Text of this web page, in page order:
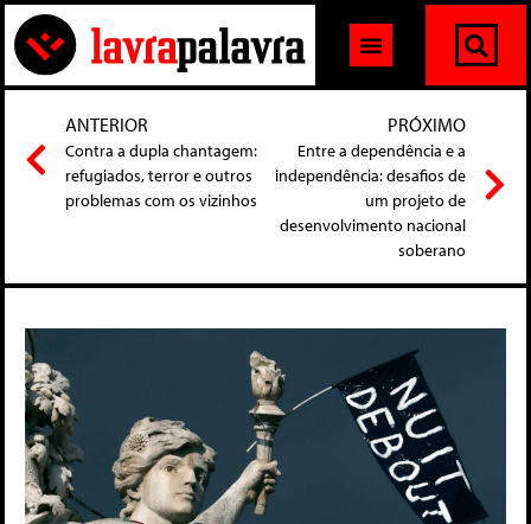
ANTERIOR
Contra a dupla chantagem:
refugiados, terror e outros
problemas com os vizinhos
PRÓXIMO
Entre a dependência e a
independência: desafios de
um projeto de
desenvolvimento nacional
soberano